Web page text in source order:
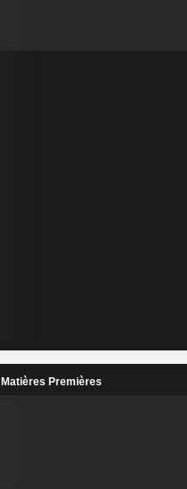
Matières Premières